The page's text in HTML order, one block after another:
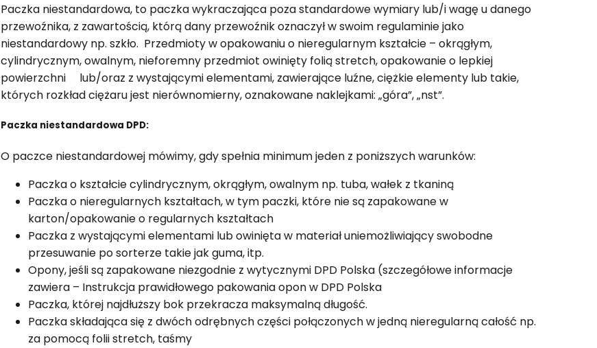
Paczka niestandardowa, to paczka wykraczająca poza standardowe wymiary lub/i wagę u danego
przewoźnika, z zawartością, którą dany przewoźnik oznaczył w swoim regulaminie jako
niestandardowy np. szkło. Przedmioty w opakowaniu o nieregularnym kształcie – okrągłym,
cylindrycznym, owalnym, nieforemny przedmiot owinięty folią stretch, opakowanie o lepkiej
powierzchni lub/oraz z wystającymi elementami, zawierające luźne, ciężkie elementy lub takie,
których rozkład ciężaru jest nierównomierny, oznakowane naklejkami: „góra”, „nst”.
Paczka niestandardowa DPD:
O paczce niestandardowej mówimy, gdy spełnia minimum jeden z poniższych warunków:
Paczka o kształcie cylindrycznym, okrągłym, owalnym np. tuba, wałek z tkaniną
Paczka o nieregularnych kształtach, w tym paczki, które nie są zapakowane w
karton/opakowanie o regularnych kształtach
Paczka z wystającymi elementami lub owinięta w materiał uniemożliwiający swobodne
przesuwanie po sorterze takie jak guma, itp.
Opony, jeśli są zapakowane niezgodnie z wytycznymi DPD Polska (szczegółowe informacje
zawiera – Instrukcja prawidłowego pakowania opon w DPD Polska
Paczka, której najdłuższy bok przekracza maksymalną długość.
Paczka składająca się z dwóch odrębnych części połączonych w jedną nieregularną całość np.
za pomocą folii stretch, taśmy